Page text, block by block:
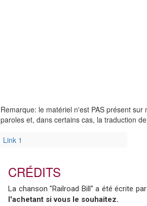
Remarque: le matériel n'est PAS présent
paroles et, dans certains cas, la traduction
Link 1
CRÉDITS
La chanson "Railroad Bill" a été écrite
l'achetant si vous le souhaitez.